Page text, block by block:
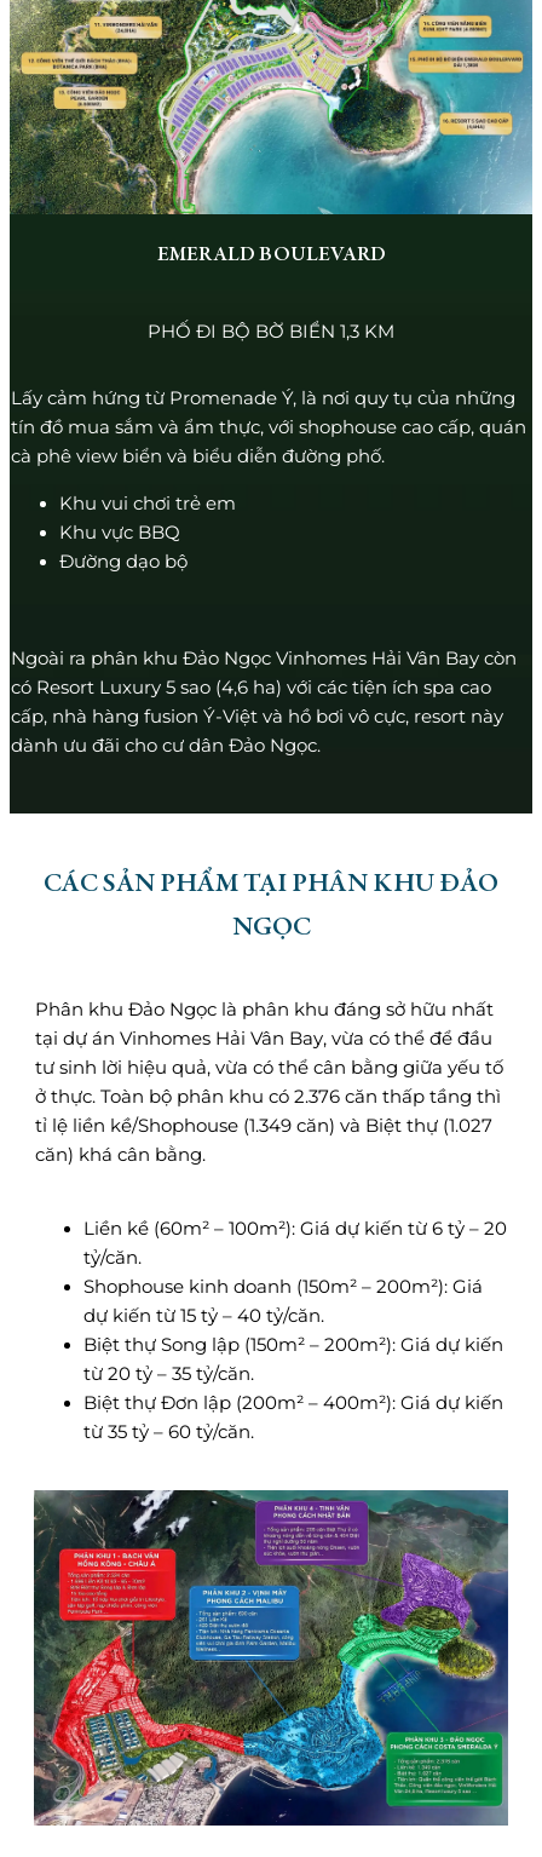
EMERALD BOULEVARD
PHỐ ĐI BỘ BỜ BIỂN 1,3 KM
Lấy cảm hứng từ Promenade Ý, là nơi quy tụ của những
tín đồ mua sắm và ẩm thực, với shophouse cao cấp, quán
cà phê view biển và biểu diễn đường phố.
Khu vui chơi trẻ em
Khu vực BBQ
Đường dạo bộ
Ngoài ra phân khu Đảo Ngọc Vinhomes Hải Vân Bay còn
có Resort Luxury 5 sao (4,6 ha) với các tiện ích spa cao
cấp, nhà hàng fusion Ý-Việt và hồ bơi vô cực, resort này
dành ưu đãi cho cư dân Đảo Ngọc.
CÁC SẢN PHẨM TẠI PHÂN KHU ĐẢO
NGỌC
Phân khu Đảo Ngọc là phân khu đáng sở hữu nhất
tại dự án Vinhomes Hải Vân Bay, vừa có thể để đầu
tư sinh lời hiệu quả, vừa có thể cân bằng giữa yếu tố
ở thực. Toàn bộ phân khu có 2.376 căn thấp tầng thì
tỉ lệ liền kề/Shophouse (1.349 căn) và Biệt thự (1.027
căn) khá cân bằng.
Liền kề (60m² – 100m²): Giá dự kiến từ 6 tỷ – 20
tỷ/căn.
Shophouse kinh doanh (150m² – 200m²): Giá
dự kiến từ 15 tỷ – 40 tỷ/căn.
Biệt thự Song lập (150m² – 200m²): Giá dự kiến
từ 20 tỷ – 35 tỷ/căn.
Biệt thự Đơn lập (200m² – 400m²): Giá dự kiến
từ 35 tỷ – 60 tỷ/căn.